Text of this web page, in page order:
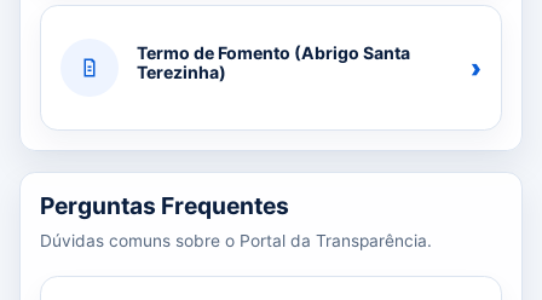
Termo de Fomento (Abrigo Santa
Terezinha)
›
Perguntas Frequentes
Dúvidas comuns sobre o Portal da Transparência.